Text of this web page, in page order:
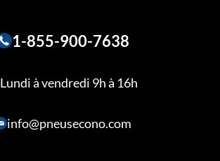
1-855-900-7638
Lundi à vendredi 9h à 16h
info@pneusecono.com